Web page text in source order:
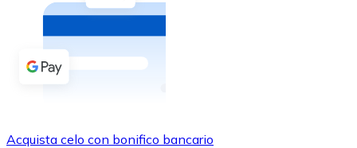
Acquista criptovalute in contanti e altri mezzi di
Acquista con contanti
Bonifico SEPA
Acquista celo con bonifico bancario